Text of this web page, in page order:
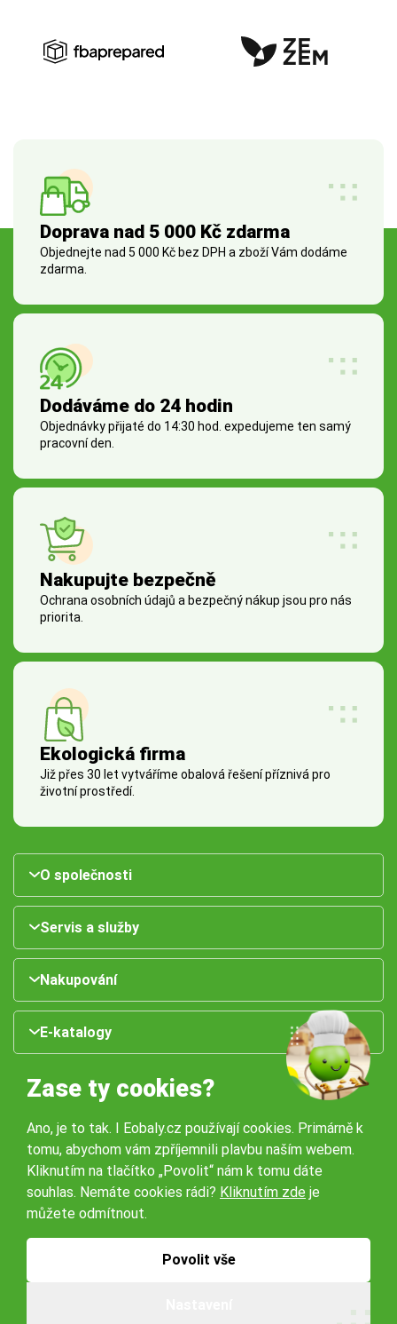
Doprava nad 5 000 Kč zdarma
Objednejte nad 5 000 Kč bez DPH a zboží Vám dodáme
zdarma.
Dodáváme do 24 hodin
Objednávky přijaté do 14:30 hod. expedujeme ten samý
pracovní den.
Nakupujte bezpečně
Ochrana osobních údajů a bezpečný nákup jsou pro nás
priorita.
Ekologická firma
Již přes 30 let vytváříme obalová řešení příznivá pro
životní prostředí.
O společnosti
Servis a služby
Nakupování
E-katalogy
Naše pobočky:
Obchodní podmínky
Zase ty cookies?
Ano, je to tak. I Eobaly.cz používají cookies. Primárně k
tomu, abychom vám zpříjemnili plavbu naším webem.
Kliknutím na tlačítko „Povolit“ nám k tomu dáte
souhlas. Nemáte cookies rádi? Kliknutím zde je
můžete odmítnout.
Povolit vše